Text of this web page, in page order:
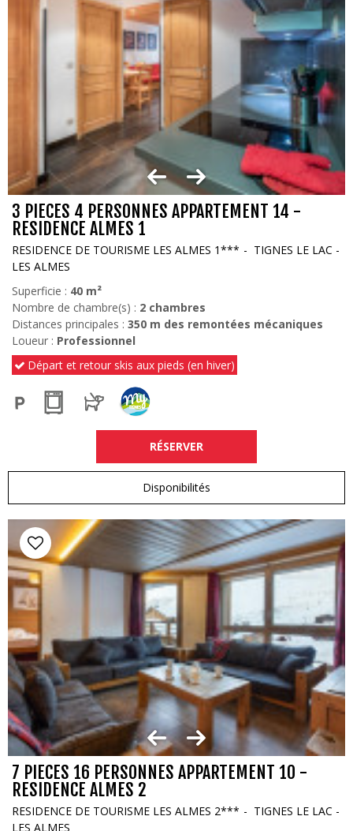
3 PIECES 4 PERSONNES APPARTEMENT 14 -
RESIDENCE ALMES 1
RESIDENCE DE TOURISME LES ALMES 1***
TIGNES LE LAC -
LES ALMES
Superficie : 40 m²
Nombre de chambre(s) : 2 chambres
Distances principales : 350 m des remontées mécaniques
Loueur : Professionnel
Départ et retour skis aux pieds (en hiver)
RÉSERVER
Disponibilités
7 PIECES 16 PERSONNES APPARTEMENT 10 -
RESIDENCE ALMES 2
RESIDENCE DE TOURISME LES ALMES 2***
TIGNES LE LAC -
LES ALMES